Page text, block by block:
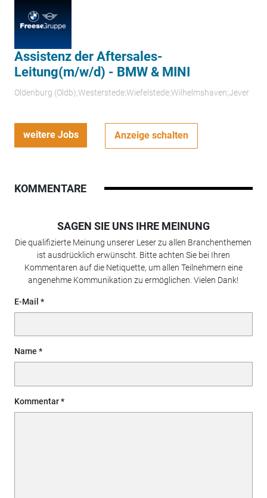
Assistenz der Aftersales-
Leitung(m/w/d) - BMW & MINI
Oldenburg (Oldb);Westerstede;Wiefelstede;Wilhelmshaven;Jever
weitere Jobs Anzeige schalten
KOMMENTARE
SAGEN SIE UNS IHRE MEINUNG
Die qualifizierte Meinung unserer Leser zu allen Branchenthemen
ist ausdrücklich erwünscht. Bitte achten Sie bei Ihren
Kommentaren auf die Netiquette, um allen Teilnehmern eine
angenehme Kommunikation zu ermöglichen. Vielen Dank!
E-Mail
Name
Kommentar